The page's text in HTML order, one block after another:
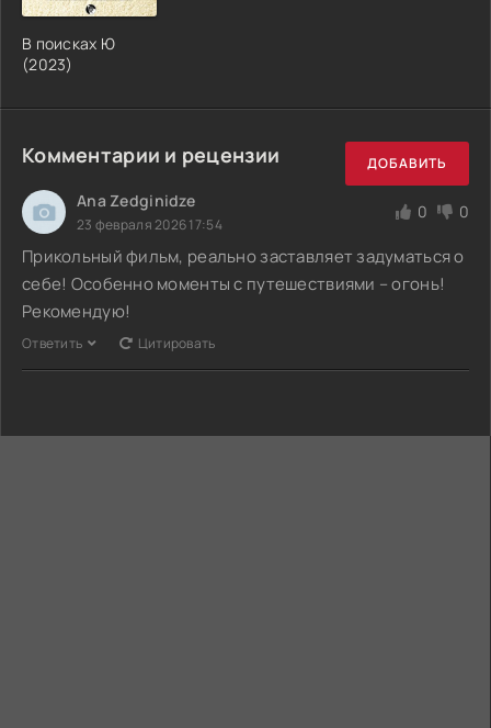
В поисках Ю
(2023)
Комментарии и рецензии ДОБАВИТЬ
Ana Zedginidze
23 февраля 2026 17:54
0 0
Прикольный фильм, реально заставляет задуматься о
себе! Особенно моменты с путешествиями – огонь!
Рекомендую!
Ответить Цитировать